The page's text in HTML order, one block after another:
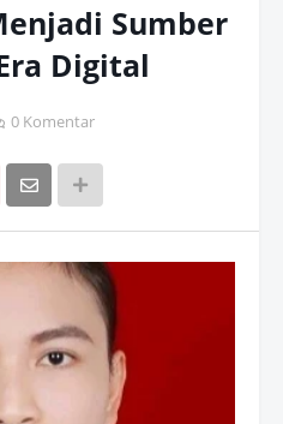
Sumber
Digital
0 Komentar